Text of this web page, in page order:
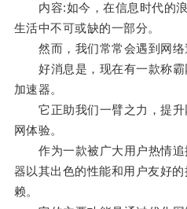
内容:如今，在信息时代的浪
生活中不可或缺的一部分。
然而，我们常常会遇到网络
好消息是，现在有一款称霸
加速器。
它正助我们一臂之力，提升
网体验。
作为一款被广大用户热情追
器以其出色的性能和用户友好
赖。